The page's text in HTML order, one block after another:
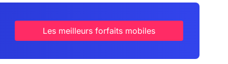
Les meilleurs forfaits mobiles